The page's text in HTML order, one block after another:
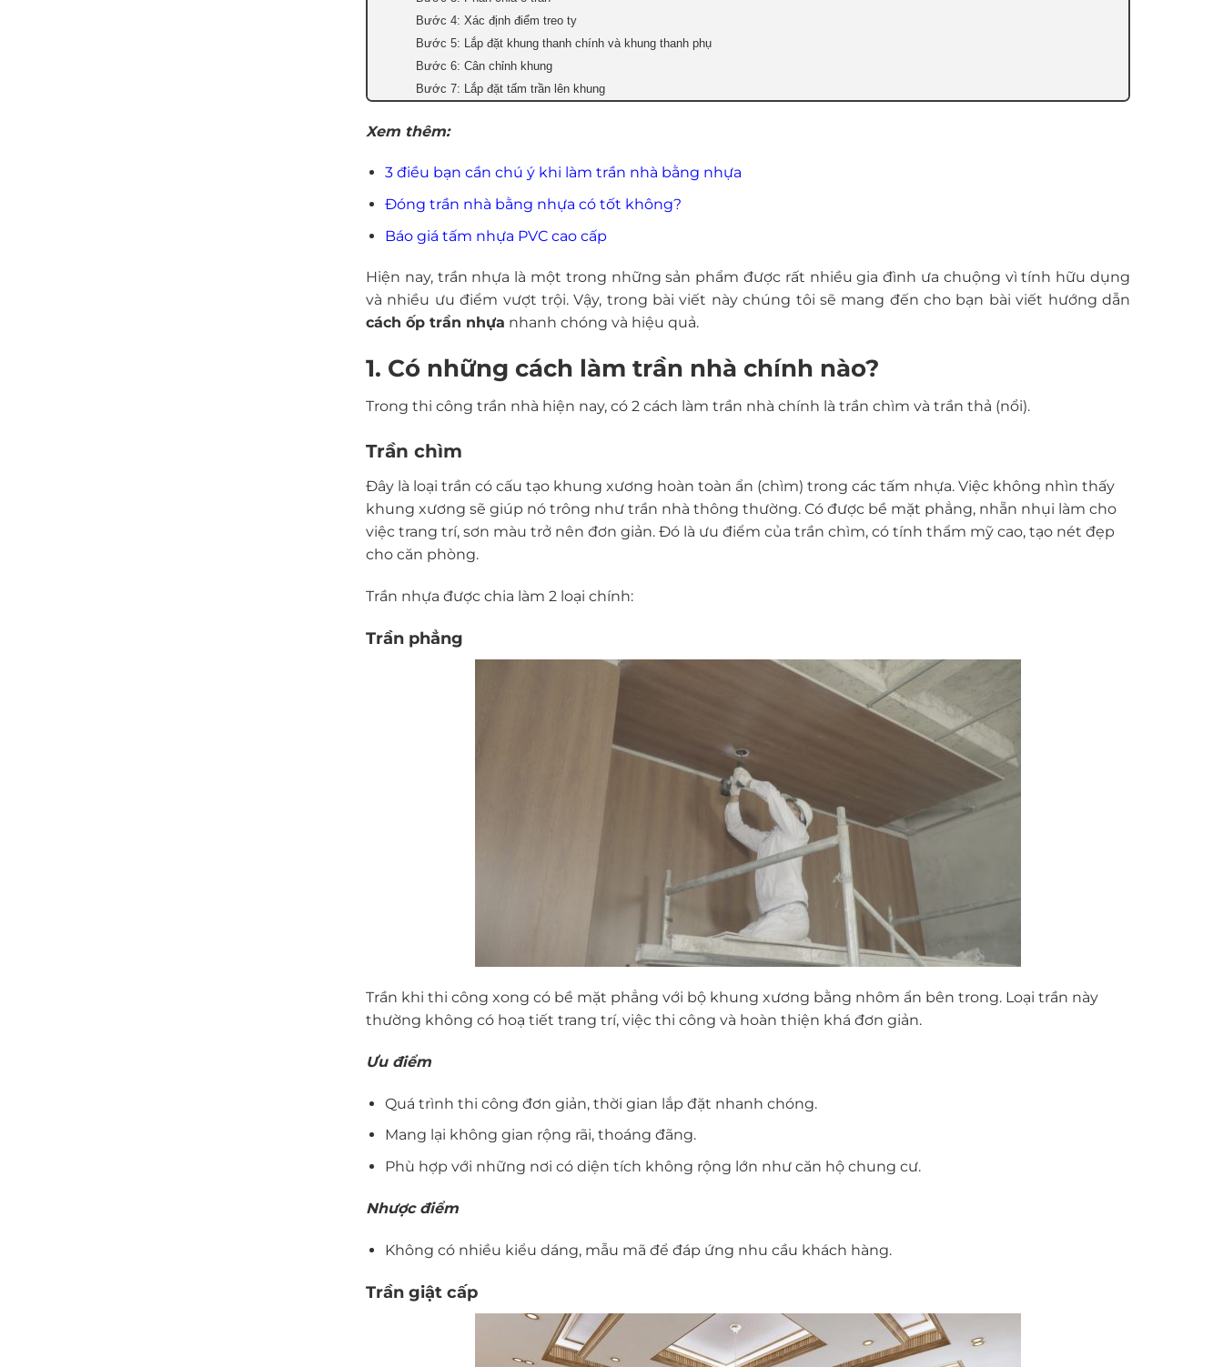
Bước 4: Xác định điểm treo ty
Bước 5: Lắp đặt khung thanh chính và khung thanh phụ
Bước 6: Cân chỉnh khung
Bước 7: Lắp đặt tấm trần lên khung
Xem thêm:
3 điều bạn cần chú ý khi làm trần nhà bằng nhựa
Đóng trần nhà bằng nhựa có tốt không?
Báo giá tấm nhựa PVC cao cấp
Hiện nay, trần nhựa là một trong những sản phẩm được rất nhiều gia đình ưa chuộng vì tính hữu dụng
và nhiều ưu điểm vượt trội. Vậy, trong bài viết này chúng tôi sẽ mang đến cho bạn bài viết hướng dẫn
cách ốp trần nhựa nhanh chóng và hiệu quả.
1. Có những cách làm trần nhà chính nào?
Trong thi công trần nhà hiện nay, có 2 cách làm trần nhà chính là trần chìm và trần thả (nổi).
Trần chìm
Đây là loại trần có cấu tạo khung xương hoàn toàn ẩn (chìm) trong các tấm nhựa. Việc không nhìn thấy
khung xương sẽ giúp nó trông như trần nhà thông thường. Có được bề mặt phẳng, nhẵn nhụi làm cho
việc trang trí, sơn màu trở nên đơn giản. Đó là ưu điểm của trần chìm, có tính thẩm mỹ cao, tạo nét đẹp
cho căn phòng.
Trần nhựa được chia làm 2 loại chính:
Trần phẳng
Trần khi thi công xong có bề mặt phẳng với bộ khung xương bằng nhôm ẩn bên trong. Loại trần này
thường không có hoạ tiết trang trí, việc thi công và hoàn thiện khá đơn giản.
Ưu điểm
Quá trình thi công đơn giản, thời gian lắp đặt nhanh chóng.
Mang lại không gian rộng rãi, thoáng đãng.
Phù hợp với những nơi có diện tích không rộng lớn như căn hộ chung cư.
Nhược điểm
Không có nhiều kiểu dáng, mẫu mã để đáp ứng nhu cầu khách hàng.
Trần giật cấp